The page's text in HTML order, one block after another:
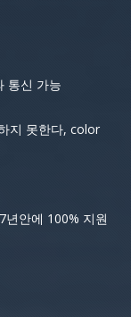
통신 가능
지 못한다, color
년안에 100% 지원